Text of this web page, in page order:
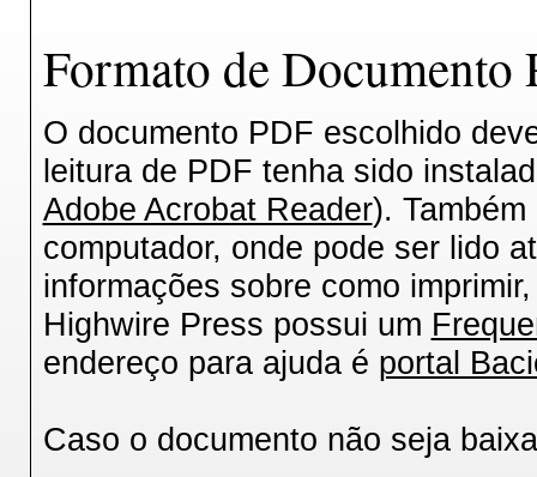
Formato de
O documento PDF escolhido
leitura de PDF tenha sido
Adobe Acrobat Reader).
computador, onde pode ser lido
informações sobre como
Highwire Press possui um
endereço para ajuda é portal
Caso o documento não seja